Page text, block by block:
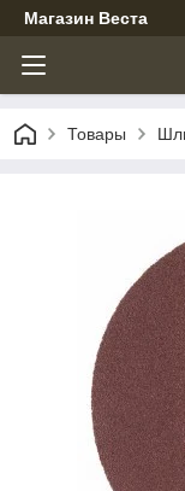
Магазин Веста
Товары